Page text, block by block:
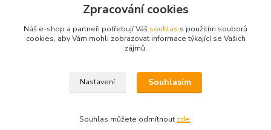
+420 412384749
objednavky@duchodky.cz
Zpracování cookies
Náš e-shop a partneři potřebují Váš souhlas s použitím souborů
cookies, aby Vám mohli zobrazovat informace týkající se Vašich
zájmů.
Nastavení Souhlasím
Souhlas můžete odmítnout zde.